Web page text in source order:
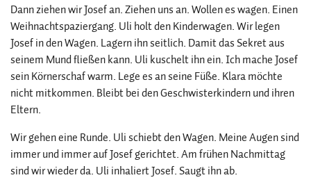
Dann ziehen wir Josef an. Ziehen uns an. Wollen es wagen. Einen
Weihnachtspaziergang. Uli holt den Kinderwagen. Wir legen
Josef in den Wagen. Lagern ihn seitlich. Damit das Sekret aus
seinem Mund fließen kann. Uli kuschelt ihn ein. Ich mache Josef
sein Körnerschaf warm. Lege es an seine Füße. Klara möchte
nicht mitkommen. Bleibt bei den Geschwisterkindern und ihren
Eltern.
Wir gehen eine Runde. Uli schiebt den Wagen. Meine Augen sind
immer und immer auf Josef gerichtet. Am frühen Nachmittag
sind wir wieder da. Uli inhaliert Josef. Saugt ihn ab.